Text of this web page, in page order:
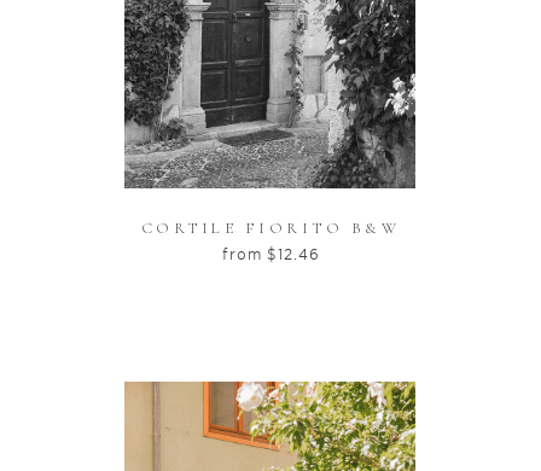
CORTILE FIORITO B&W
from $12.46